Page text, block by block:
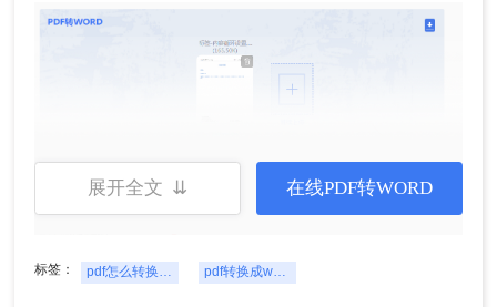
展开全文 ⇊ 在线PDF转WORD
标签： pdf怎么转换成word pdf转换成word方法